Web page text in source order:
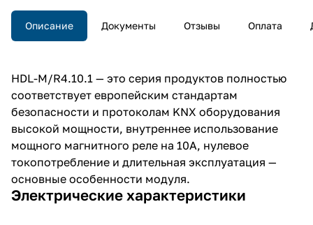
магнитного реле на 10A,
нулевое токопотребление и
длительная эксплуатация —
Описание Документы Отзывы Оплата
HDL-M/R4.10.1 — это серия продуктов полностью
соответствует европейским стандартам
безопасности и протоколам KNX оборудования
высокой мощности, внутреннее использование
мощного магнитного реле на 10A, нулевое
токопотребление и длительная эксплуатация —
основные особенности модуля.
Электрические характеристики